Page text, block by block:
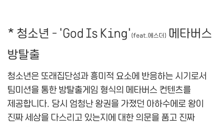
* 청소년 – 'God Is King'(feat.에스더) 메타버스
방탈출
청소년은 또래집단성과 흥미적 요소에 반응하는 시기로서
팀미션을 통한 방탈출게임 형식의 메타버스 컨텐츠를
제공합니다. 당시 엄청난 왕권을 가졌던 아하수에로 왕이
진짜 세상을 다스리고 있는지에 대한 의문을 품고 진짜